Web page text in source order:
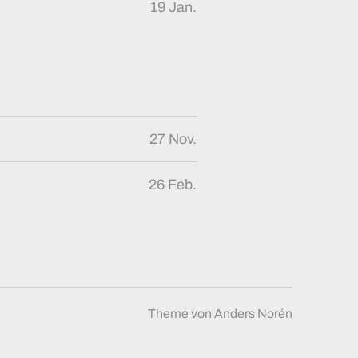
19 Jan.
27 Nov.
26 Feb.
Theme von Anders Norén